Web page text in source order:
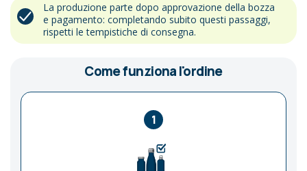
La produzione parte dopo approvazione della bozza
e pagamento: completando subito questi passaggi,
rispetti le tempistiche di consegna.
Come funziona l'ordine
1